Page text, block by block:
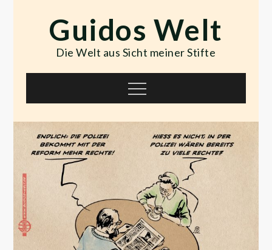
contentGuidos Welt
Die Welt aus Sicht meiner Stifte
Menu